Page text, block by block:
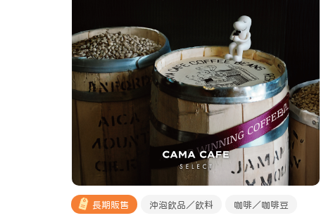
長期販售 沖泡飲品／飲料 咖啡／咖啡豆